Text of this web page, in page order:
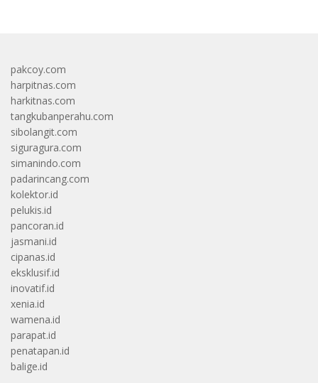
pakcoy.com
harpitnas.com
harkitnas.com
tangkubanperahu.com
sibolangit.com
siguragura.com
simanindo.com
padarincang.com
kolektor.id
pelukis.id
pancoran.id
jasmani.id
cipanas.id
eksklusif.id
inovatif.id
xenia.id
wamena.id
parapat.id
penatapan.id
balige.id